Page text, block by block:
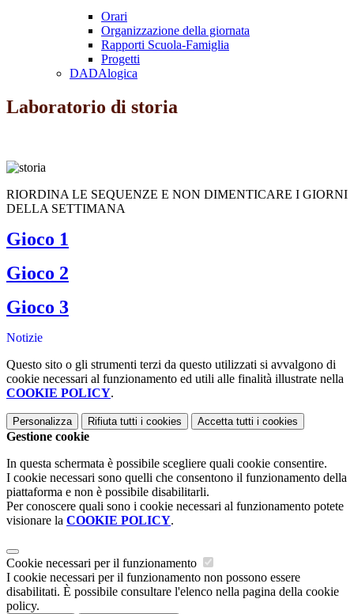
Orari
Organizzazione della giornata
Rapporti Scuola-Famiglia
Progetti
DADAlogica
Laboratorio di storia
RIORDINA LE SEQUENZE E NON DIMENTICARE I GIORNI
DELLA SETTIMANA
Gioco 1
Gioco 2
Gioco 3
Notizie
Questo sito o gli strumenti terzi da questo utilizzati si avvalgono di
cookie necessari al funzionamento ed utili alle finalità illustrate nella
COOKIE POLICY.
Personalizza Rifiuta tutti i cookies Accetta tutti i cookies
Gestione cookie
In questa schermata è possibile scegliere quali cookie consentire.
I cookie necessari sono quelli che consentono il funzionamento della
piattaforma e non è possibile disabilitarli.
Per conoscere quali sono i cookie necessari al funzionamento potete
visionare la COOKIE POLICY.
Cookie necessari per il funzionamento
I cookie necessari per il funzionamento non possono essere
disabilitati. È possibile consultare l'elenco nella pagina della cookie
policy.